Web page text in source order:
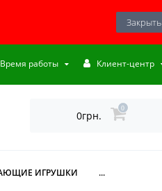
Закрыть
Время работы Клиент-центр
0грн.
0
ИГРУШКИ ...